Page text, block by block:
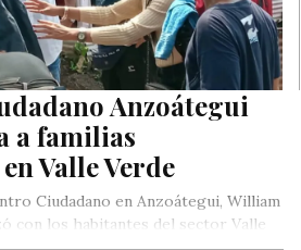
Anzoátegui
a familias
Valle Verde
Ciudadano en Anzoátegui, William
con los habitantes del sector Valle